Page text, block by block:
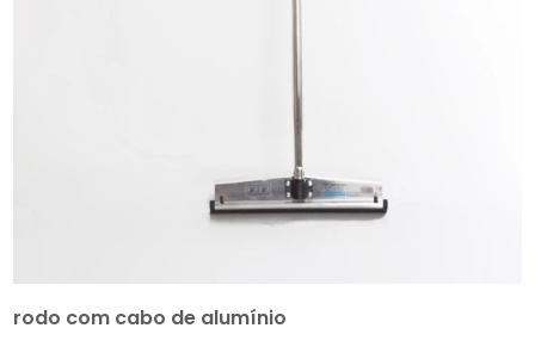
rodo com cabo de alumínio